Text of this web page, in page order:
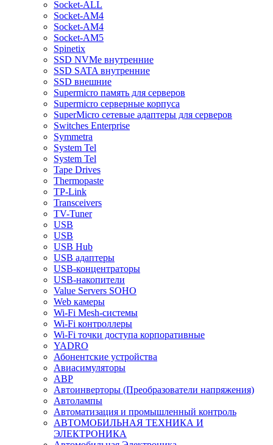
Socket-ALL
Socket-AM4
Socket-AM4
Socket-AM5
Spinetix
SSD NVMe внутренние
SSD SATA внутренние
SSD внешние
Supermicro память для серверов
Supermicro серверные корпуса
SuperMicro сетевые адаптеры для серверов
Switches Enterprise
Symmetra
System Tel
System Tel
Tape Drives
Thermopaste
TP-Link
Transceivers
TV-Tuner
USB
USB
USB Hub
USB адаптеры
USB-концентраторы
USB-накопители
Value Servers SOHO
Web камеры
Wi-Fi Mesh-системы
Wi-Fi контроллеры
Wi-Fi точки доступа корпоративные
YADRO
Абонентские устройства
Авиасимуляторы
АВР
Автоинверторы (Преобразователи напряжения)
Автолампы
Автоматизация и промышленный контроль
АВТОМОБИЛЬНАЯ ТЕХНИКА И
ЭЛЕКТРОНИКА